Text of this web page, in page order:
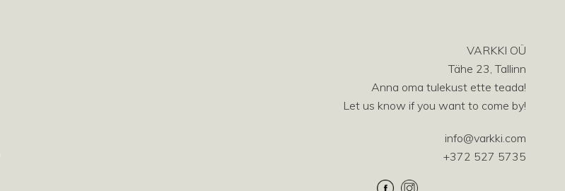
VARKKI OÜ
Tähe 23, Tallinn
Anna oma tulekust ette teada!
Let us know if you want to come by!
info@varkki.com
+372 527 5735